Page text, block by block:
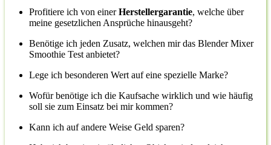
Profitiere ich von einerHerstellergarantie, welche über
meine gesetzlichen Ansprüche hinausgeht?
Benötige ich jeden Zusatz, welchen mir das Blender Mixer
Smoothie Test anbietet?
Lege ich besonderen Wert auf eine spezielle Marke?
Wofür benötige ich die Kaufsache wirklich und wie häufig
soll sie zum Einsatz bei mir kommen?
Kann ich auf andere Weise Geld sparen?